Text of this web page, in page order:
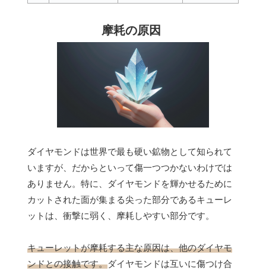
摩耗の原因
ダイヤモンドは世界で最も硬い鉱物として知られて
いますが、だからといって傷一つつかないわけでは
ありません。特に、ダイヤモンドを輝かせるために
カットされた面が集まる尖った部分であるキューレ
ットは、衝撃に弱く、摩耗しやすい部分です。
キューレットが摩耗する主な原因は、他のダイヤモ
ンドとの接触です。ダイヤモンドは互いに傷つけ合